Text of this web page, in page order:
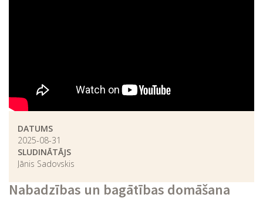
DATUMS
2025-08-31
SLUDINĀTĀJS
Jānis Sadovskis
Nabadzības un bagātības domāšana